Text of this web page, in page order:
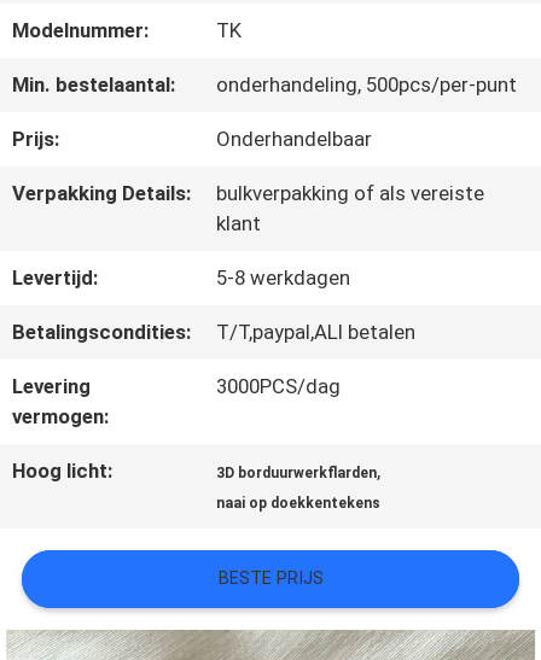
CONTACTEER
ONS
ALLE
GEVALLEN
VR
SITEMAP
Modelnummer: TK
Min. bestelaantal: onderhandeling, 500pcs/per-punt
Prijs: Onderhandelbaar
Verpakking Details:
bulkverpakking of als vereiste
klant
Levertijd: 5-8 werkdagen
Betalingscondities: T/T,paypal,ALI betalen
Levering
vermogen:
3000PCS/dag
Hoog licht: 3D borduurwerkflarden,
naai op doekkentekens
BESTE PRIJS